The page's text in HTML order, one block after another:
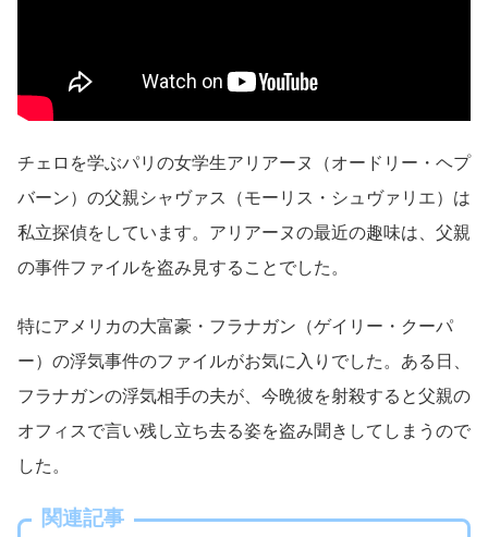
チェロを学ぶパリの女学生アリアーヌ（オードリー・ヘプ
バーン）の父親シャヴァス（モーリス・シュヴァリエ）は
私立探偵をしています。アリアーヌの最近の趣味は、父親
の事件ファイルを盗み見することでした。
特にアメリカの大富豪・フラナガン（ゲイリー・クーパ
ー）の浮気事件のファイルがお気に入りでした。ある日、
フラナガンの浮気相手の夫が、今晩彼を射殺すると父親の
オフィスで言い残し立ち去る姿を盗み聞きしてしまうので
した。
関連記事